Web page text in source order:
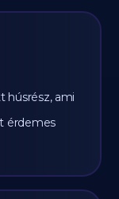
húsrész, ami
érdemes